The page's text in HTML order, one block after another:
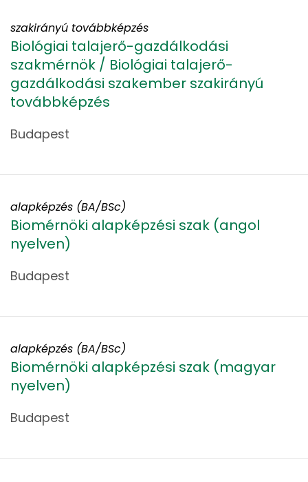
Biológiai talajerő-gazdálkodási
szakmérnök / Biológiai talajerő-
gazdálkodási szakember szakirányú
továbbképzés
Budapest
szakirányú továbbképzés
Biomérnöki alapképzési szak (angol
nyelven)
Budapest
alapképzés (BA/BSc)
Biomérnöki alapképzési szak (magyar
nyelven)
Budapest
alapképzés (BA/BSc)